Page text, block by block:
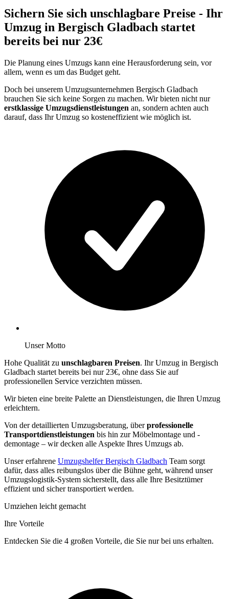
Sichern Sie sich unschlagbare Preise - Ihr
Umzug in Bergisch Gladbach startet
bereits bei nur 23€
Die Planung eines Umzugs kann eine Herausforderung sein, vor
allem, wenn es um das Budget geht.
Doch bei unserem Umzugsunternehmen Bergisch Gladbach
brauchen Sie sich keine Sorgen zu machen. Wir bieten nicht nur
erstklassige Umzugsdienstleistungen an, sondern achten auch
darauf, dass Ihr Umzug so kosteneffizient wie möglich ist.
Unser Motto
Hohe Qualität zu unschlagbaren Preisen. Ihr Umzug in Bergisch
Gladbach startet bereits bei nur 23€, ohne dass Sie auf
professionellen Service verzichten müssen.
Wir bieten eine breite Palette an Dienstleistungen, die Ihren Umzug
erleichtern.
Von der detaillierten Umzugsberatung, überprofessionelle
Transportdienstleistungen bis hin zur Möbelmontage und -
demontage – wir decken alle Aspekte Ihres Umzugs ab.
Unser erfahrene Umzugshelfer Bergisch Gladbach Team sorgt
dafür, dass alles reibungslos über die Bühne geht, während unser
Umzugslogistik-System sicherstellt, dass alle Ihre Besitztümer
effizient und sicher transportiert werden.
Umziehen leicht gemacht
Ihre Vorteile
Entdecken Sie die 4 großen Vorteile, die Sie nur bei uns erhalten.